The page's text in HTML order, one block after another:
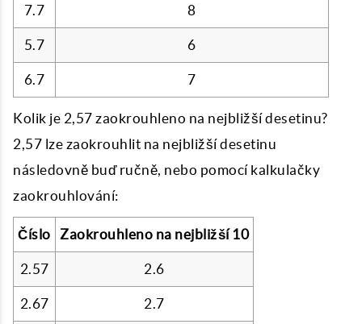
7.7 8
5.7 6
6.7 7
Kolik je 2,57 zaokrouhleno na nejbližší desetinu?
2,57 lze zaokrouhlit na nejbližší desetinu
následovně buď ručně, nebo pomocí kalkulačky
zaokrouhlování:
Číslo Zaokrouhleno na nejbližší 10
2.57 2.6
2.67 2.7